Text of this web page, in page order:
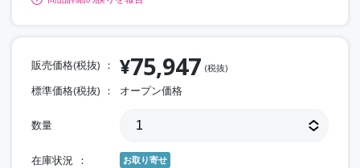
販売価格(税抜) ¥75,947 (税抜)
標準価格(税抜) オープン価格
数量
在庫状況 お取り寄せ